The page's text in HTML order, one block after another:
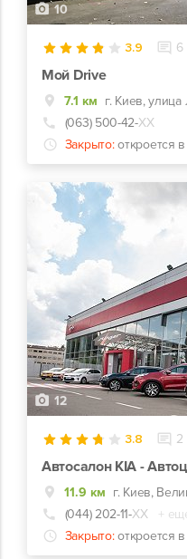
10
3.9 6
Мой Drive
7.1 км г. Киев, улица
(063) 500-42-ХХ
Закрыто: откроется
12
3.8 2
Автосалон KIA -
11.9 км г. Киев,
(044) 202-11-ХХ
+
Закрыто: откроется